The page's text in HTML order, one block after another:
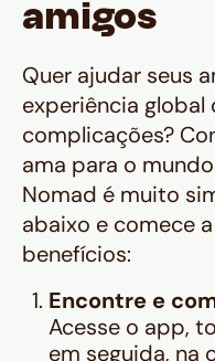
amigos
Quer ajudar seus
experiência global
complicações?
ama para o
Nomad é muito
abaixo e comece
benefícios:
Encontre e
Acesse o app,
em seguida, na